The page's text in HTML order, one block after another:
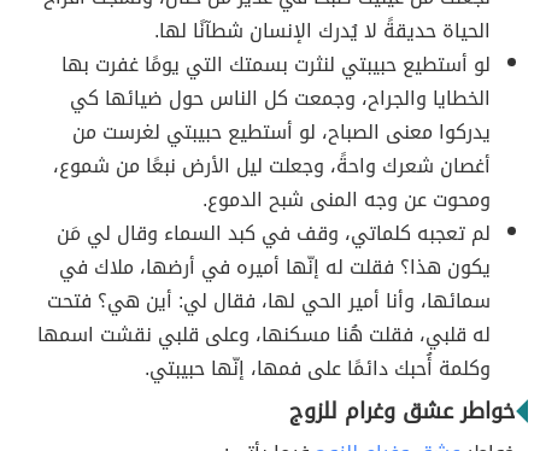
الحياة حديقةً لا يُدرك الإنسان شطآنًا لها.
لو أستطيع حبيبتي لنثرت بسمتك التي يومًا غفرت بها
الخطايا والجراح، وجمعت كل الناس حول ضيائها كي
يدركوا معنى الصباح، لو أستطيع حبيبتي لغرست من
أغصان شعرك واحةً، وجعلت ليل الأرض نبعًا من شموع،
ومحوت عن وجه المنى شبح الدموع.
لم تعجبه كلماتي، وقف في كبد السماء وقال لي مَن
يكون هذا؟ فقلت له إنّها أميره في أرضها، ملاك في
سمائها، وأنا أمير الحي لها، فقال لي: أين هي؟ فتحت
له قلبي، فقلت هُنا مسكنها، وعلى قلبي نقشت اسمها
وكلمة أُحبك دائمًا على فمها، إنّها حبيبتي.
خواطر عشق وغرام للزوج